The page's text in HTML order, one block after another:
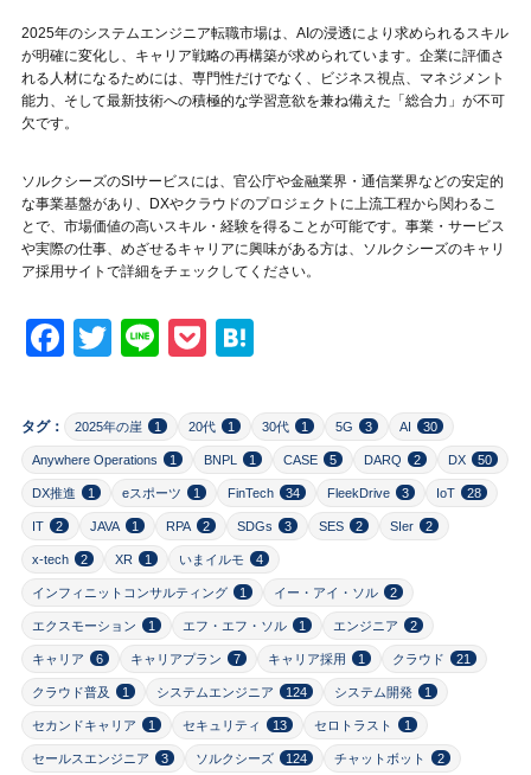
2025年のシステムエンジニア転職市場は、AIの浸透により求められるスキル
が明確に変化し、キャリア戦略の再構築が求められています。企業に評価さ
れる人材になるためには、専門性だけでなく、ビジネス視点、マネジメント
能力、そして最新技術への積極的な学習意欲を兼ね備えた「総合力」が不可
欠です。
ソルクシーズのSIサービスには、官公庁や金融業界・通信業界などの安定的
な事業基盤があり、DXやクラウドのプロジェクトに上流工程から関わるこ
とで、市場価値の高いスキル・経験を得ることが可能です。事業・サービス
や実際の仕事、めざせるキャリアに興味がある方は、ソルクシーズのキャリ
ア採用サイトで詳細をチェックしてください。
Facebook
TwitterLinePocket
タグ： 2025年の崖 1 20代 1 30代 1 5G 3 AI 30
Anywhere Operations 1 BNPL 1 CASE 5 DARQ 2 DX 50
DX推進 1 eスポーツ 1 FinTech 34 FleekDrive 3 IoT 28
IT 2 JAVA 1 RPA 2 SDGs 3 SES 2 SIer 2
x-tech 2 XR 1 いまイルモ 4
インフィニットコンサルティング 1 イー・アイ・ソル 2
エクスモーション 1 エフ・エフ・ソル 1 エンジニア 2
キャリア 6 キャリアプラン 7 キャリア採用 1 クラウド 21
クラウド普及 1 システムエンジニア 124 システム開発 1
セカンドキャリア 1 セキュリティ 13 セロトラスト 1
セールスエンジニア 3 ソルクシーズ 124 チャットボット 2